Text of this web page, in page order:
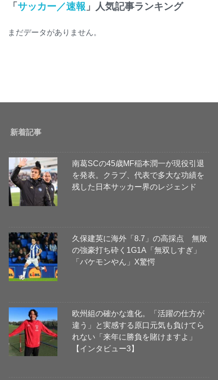
「サッカー／速報 」人気記事ランキング
まだデータがありません。
新着記事
南葛SCの45歳MF稲本潤一が現役引退
を発表。クラブ、代表で多大な功績を
残した日本サッカー界のレジェンド
久保建英に海外「8.7」の高採点 無敗
の強豪打ち砕く1G1A「無双しすぎ」
「バケモンやん」X驚愕
欧州組の確かな進化。「活躍の仕方が
違う」と実感する原口元気も負けてら
れない「来年に勝負を賭けますよ」
【インタビュー3】